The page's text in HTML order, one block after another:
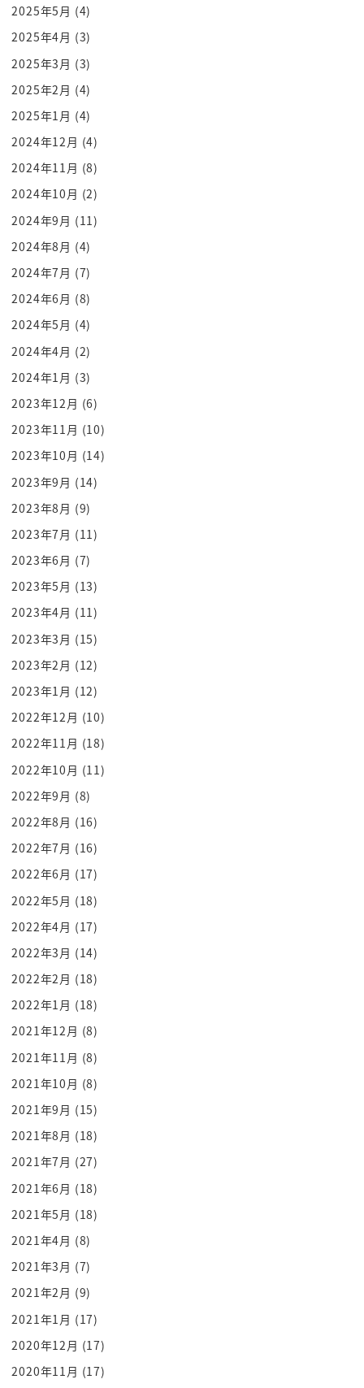
いうふうにされちゃうわけですよね
いきたいことが何かが丸わかりの状態の時
は警戒されてしまうんです
質問したら必ず警戒される
であるからして
この fbi 式では担当ジョブに聞く
ことですねまず絶対禁止したうえで何と
質問自体をしないでくださいって言うん
ですよ
恐ろしいびっ栗ですこれ質問しちゃいけ
ないのと
質問の仕方の話じゃないと思ったんです
けど質問しないんですって面白いですね
今回出門をする代わりに何か違う
テクニックを使うことによってポロッと
相手から情報が引き出されてしまうって
いうそういう技術について6つまとめさせ
ていただきました本土はたくさん会である
んですけども共通しているなとか私がここ
6つこれは日常で使えるぞと言うですね
もうこのオススメの6つを前半3つ後半3
つ紹介したいと思いますただこの3つ聞き
たい3つ聞きたいねもう6つ全部いっぺん
全機体そう焦るかもしれんですけどあ入ら
ないでください
この fbi 式技術はですね非常に効果
ですね
いきなりそのテクニックを使ってもなく
行きませんまず何をしなきゃいけないか
土台作りなんですよ土台作りというのは
ですね信頼関係を築くことです
それが大変だよで思うかもしれません
けれどもそんなに難しい事じゃないんです
聞く力の授業今まで youtube 大学
でやっていきますよまあ基本的にはそれと
一緒です
教官と師匠さんですきましたね
まず相手の感情がどういう状態なのか怒っ
てんのかな彼が死んでんのかな喜んでるの
か暇そうにしてるのか夏まずはつまんな
寄り添ってはぁ怒ってらっしゃるんですね
それはそうでしょうとねー地図ばが頼んだ
のにフィッシュバーガーが出てきたそれあ
もうをボってどうんですよ
そういうことね共感してあげるね注文の
仕方が悪かったんじゃないですかなんて
言う人はないですよね
食べないほうがいいんじゃないですかとか
言ってないですよね自炊のほうがいいん
じゃないですかとか言う必要ないですよね
ぎゃーチーズバカだろフィッシュバーガー
でできたらそりゃね怒りますよねーって
まずであるわけですよね
その上で勝算があるわけですよねー
でもさー
すごいですよねそうやっていこうねー
その仕事の合間にねまっくに入ってたって
2025年5月 (4)
2025年4月 (3)
2025年3月 (3)
2025年2月 (4)
2025年1月 (4)
2024年12月 (4)
2024年11月 (8)
2024年10月 (2)
2024年9月 (11)
2024年8月 (4)
2024年7月 (7)
2024年6月 (8)
2024年5月 (4)
2024年4月 (2)
2024年1月 (3)
2023年12月 (6)
2023年11月 (10)
2023年10月 (14)
2023年9月 (14)
2023年8月 (9)
2023年7月 (11)
2023年6月 (7)
2023年5月 (13)
2023年4月 (11)
2023年3月 (15)
2023年2月 (12)
2023年1月 (12)
2022年12月 (10)
2022年11月 (18)
2022年10月 (11)
2022年9月 (8)
2022年8月 (16)
2022年7月 (16)
2022年6月 (17)
2022年5月 (18)
2022年4月 (17)
2022年3月 (14)
2022年2月 (18)
2022年1月 (18)
2021年12月 (8)
2021年11月 (8)
2021年10月 (8)
2021年9月 (15)
2021年8月 (18)
2021年7月 (27)
2021年6月 (18)
2021年5月 (18)
2021年4月 (8)
2021年3月 (7)
2021年2月 (9)
2021年1月 (17)
2020年12月 (17)
2020年11月 (17)